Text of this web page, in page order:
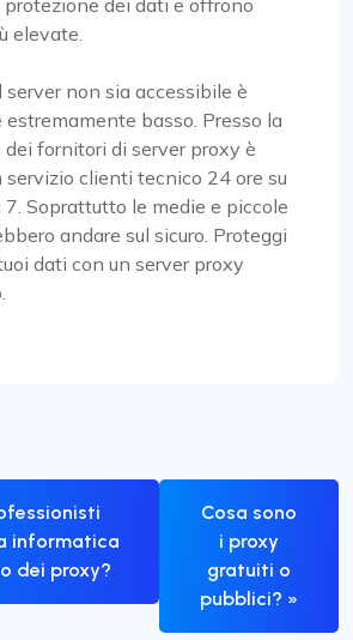
elevate.
server non sia accessibile è
basso. Presso la
dei fornitori di server proxy è
clienti tecnico 24 ore su
7. Soprattutto le medie e piccole
andare sul sicuro. Proteggi
dati con un server proxy
informatica
dei proxy?
Cosa sono
i proxy
gratuiti o
pubblici? »